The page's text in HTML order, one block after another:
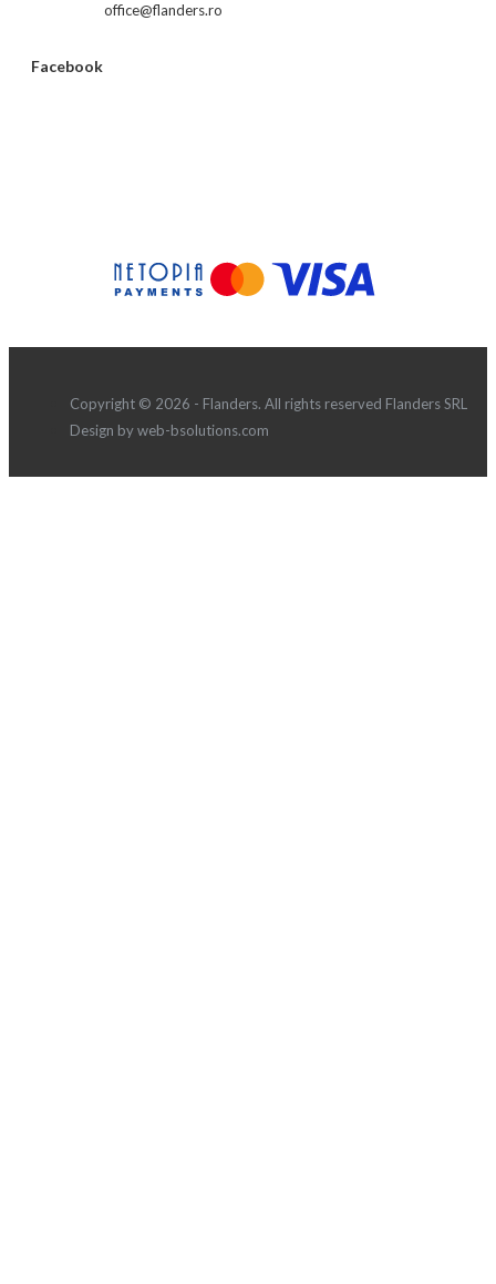
office@flanders.ro
Facebook
Copyright © 2026 - Flanders. All rights reserved Flanders SRL
Design by web-bsolutions.com